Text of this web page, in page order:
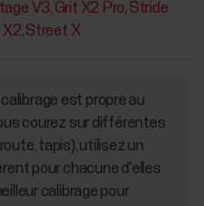
V3 Grit X2 Pro Stride
X2 Street X
est propre au
courez sur différentes
tapis), utilisez un
pour chacune d'elles
calibrage pour